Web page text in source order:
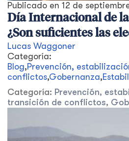
Publicado en 12 de
Día Internacional de
¿Son suficientes las
Lucas Waggoner
Categoría:
Blog,Prevención,
conflictos,Gobernanza,
Categoría: Prevención,
transición de conflictos,